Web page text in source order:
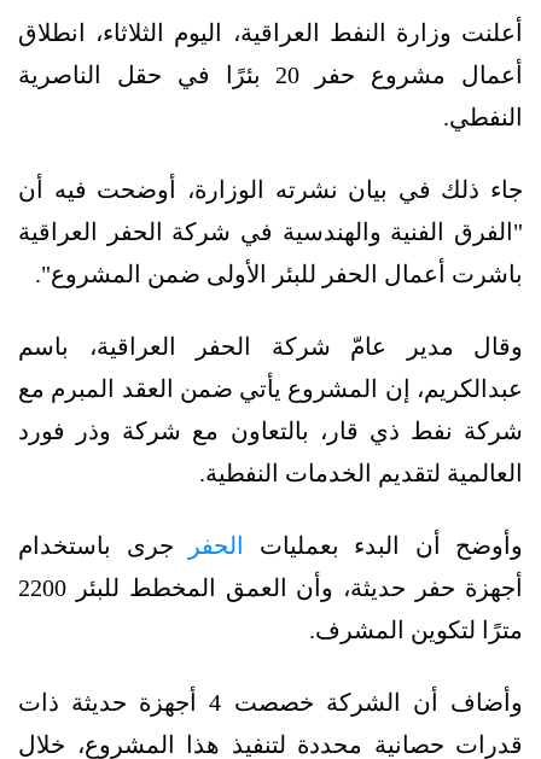
أعلنت وزارة النفط العراقية، اليوم الثلاثاء، انطلاق
أعمال مشروع حفر 20 بئرًا في حقل الناصرية
النفطي.
جاء ذلك في بيان نشرته الوزارة، أوضحت فيه أن
"الفرق الفنية والهندسية في شركة الحفر العراقية
باشرت أعمال الحفر للبئر الأولى ضمن المشروع".
وقال مدير عامّ شركة الحفر العراقية، باسم
عبدالكريم، إن المشروع يأتي ضمن العقد المبرم مع
شركة نفط ذي قار، بالتعاون مع شركة وذر فورد
العالمية لتقديم الخدمات النفطية.
وأوضح أن البدء بعمليات الحفر
جرى باستخدام
أجهزة حفر حديثة، وأن العمق المخطط للبئر 2200
مترًا لتكوين المشرف.
وأضاف أن الشركة خصصت 4 أجهزة حديثة ذات
قدرات حصانية محددة لتنفيذ هذا المشروع، خلال